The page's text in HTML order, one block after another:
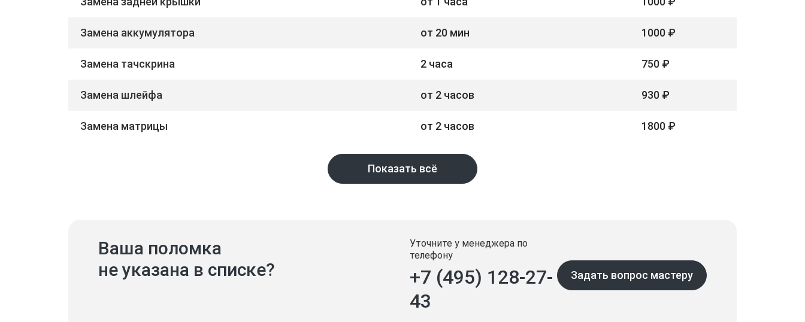
Замена аккумулятора от 20 мин 1000 ₽
Замена тачскрина 2 часа 750 ₽
Замена шлейфа от 2 часов 930 ₽
Замена матрицы от 2 часов 1800 ₽
Показать всё
Ваша поломка
не указана в списке?
Уточните у менеджера по
телефону
+7 (495) 128-27-
43
Задать вопрос мастеру